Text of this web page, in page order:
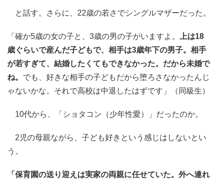
と話す。さらに、22歳の若さでシングルマザーだった。
「確か5歳の女の子と、3歳の男の子がいますよ。
上は18
歳ぐらいで産んだ子どもで、相手は3歳年下の男子。相手
が若すぎて、結婚したくてもできなかった。だから未婚で
ね。 でも、好きな相手の子どもだから堕ろさなかったんじ
ゃないかな。それで高校は中退したはずです」（同級生）
10代から、「ショタコン（少年性愛）」だったのか。
2児の母親ながら、子ども好きという感じはしないとい
う。
「保育園の送り迎えは実家の両親に任せていた。外へ連れ